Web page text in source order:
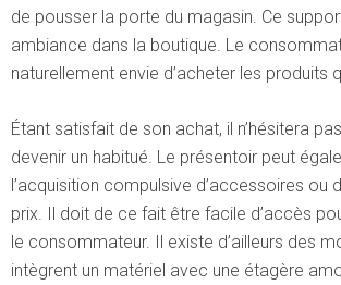
de pousser la porte du magasin. Ce
ambiance dans la boutique. Le
naturellement envie d’acheter les produits
Étant satisfait de son achat, il n’hésitera
devenir un habitué. Le présentoir peut
l’acquisition compulsive d’accessoires ou
prix. Il doit de ce fait être facile d’accès
le consommateur. Il existe d’ailleurs des
intègrent un matériel avec une étagère